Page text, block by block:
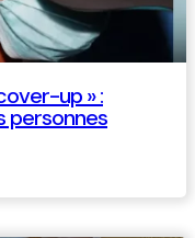
up » :
personnes